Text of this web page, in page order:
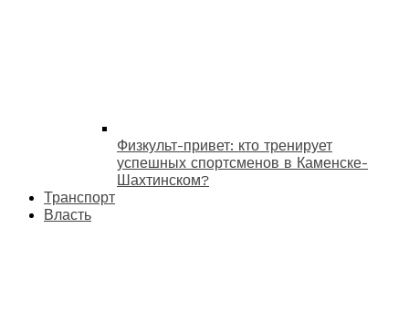
Физкульт-привет: кто тренирует
успешных спортсменов в Каменске-
Шахтинском?
Транспорт
Власть